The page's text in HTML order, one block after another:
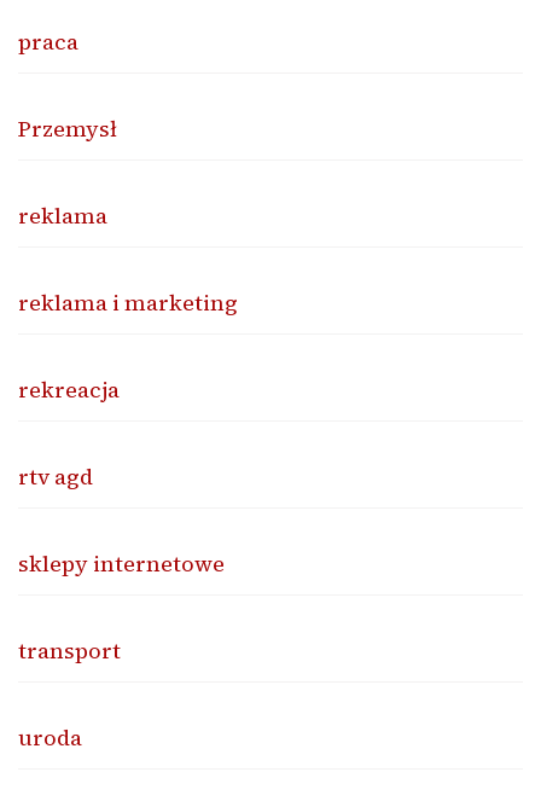
praca
Przemysł
reklama
reklama i marketing
rekreacja
rtv agd
sklepy internetowe
transport
uroda